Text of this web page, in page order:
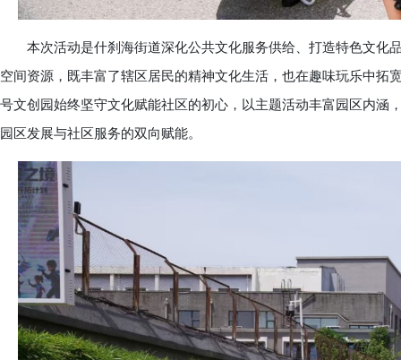
本次活动是什刹海街道深化公共文化服务供给、打造特色文化
空间资源，既丰富了辖区居民的精神文化生活，也在趣味玩乐中拓
号文创园始终坚守文化赋能社区的初心，以主题活动丰富园区内涵
园区发展与社区服务的双向赋能。